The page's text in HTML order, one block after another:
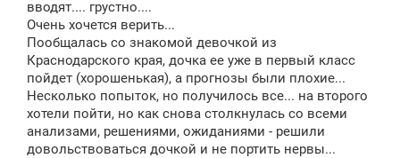
вводят.... грустно....
Очень хочется верить...
Пообщалась со знакомой девочкой из
Краснодарского края, дочка ее уже в первый класс
пойдет (хорошенькая), а прогнозы были плохие...
Несколько попыток, но получилось все... на второго
хотели пойти, но как снова столкнулась со всеми
анализами, решениями, ожиданиями - решили
довольствоваться дочкой и не портить нервы...